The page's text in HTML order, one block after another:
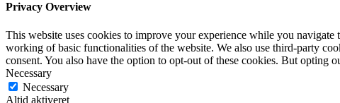
Privacy Overview
This website uses cookies to improve your experience while you navigate
working of basic functionalities of the website. We also use third-party
consent. You also have the option to opt-out of these cookies. But opting
Necessary
Necessary
Altid aktiveret